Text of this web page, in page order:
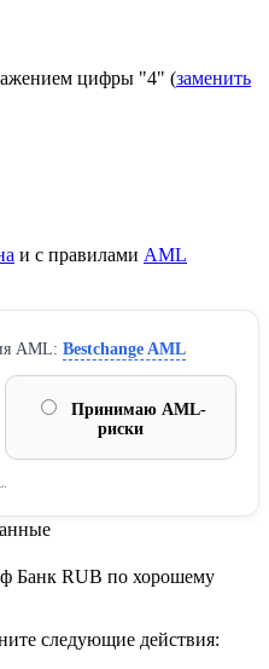
цифры "4" (заменить
и с правилами AML
AML: Bestchange AML
Принимаю AML-
риски
Банк RUB по хорошему
следующие действия: